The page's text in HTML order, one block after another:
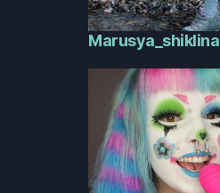
Marusya_shiklina